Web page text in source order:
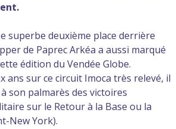
superbe deuxième place derrière
de Paprec Arkéa a aussi marqué
édition du Vendée Globe.
ans sur ce circuit Imoca très relevé, il
son palmarès des victoires
sur le Retour à la Base ou la
New York).